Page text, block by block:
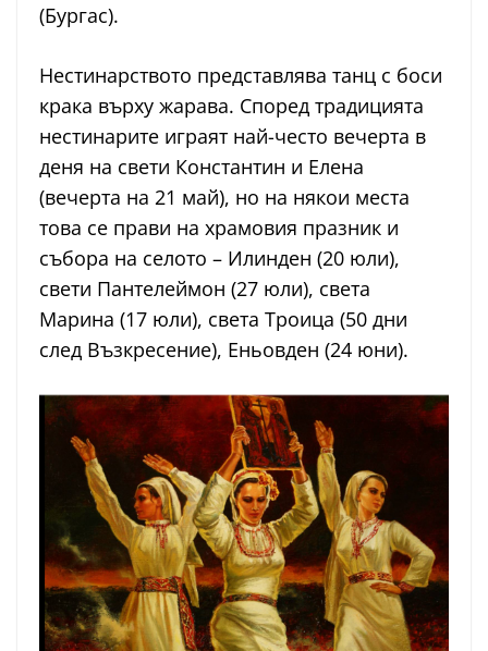
(Бургас).
Нестинарството представлява танц с боси
крака върху жарава. Според традицията
нестинарите играят най-често вечерта в
деня на свети Константин и Елена
(вечерта на 21 май), но на някои места
това се прави на храмовия празник и
събора на селото – Илинден (20 юли),
свети Пантелеймон (27 юли), света
Марина (17 юли), света Троица (50 дни
след Възкресение), Еньовден (24 юни).